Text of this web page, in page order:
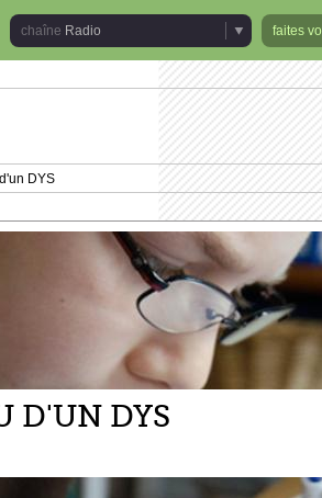
Radio
faites
DYS
D'UN DYS